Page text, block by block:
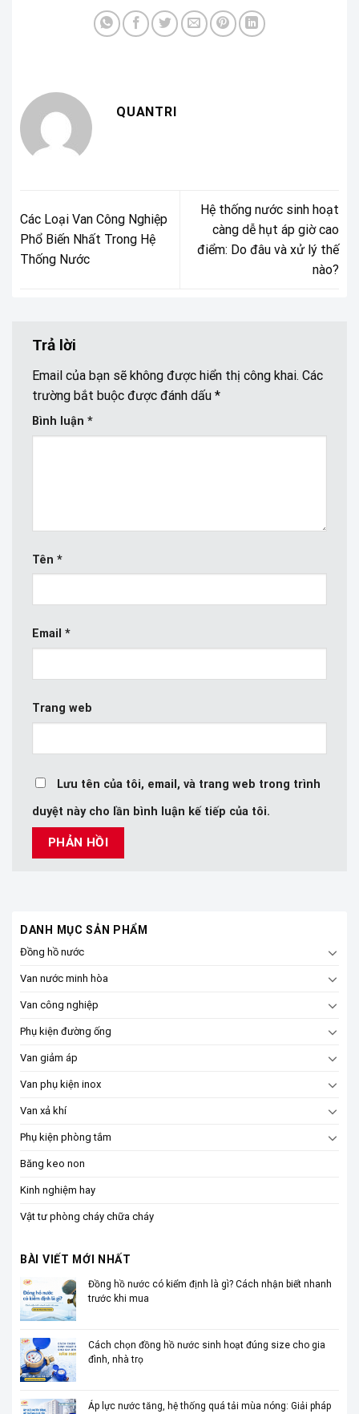
DANH MỤC SẢN PHẨM
Đồng hồ nước
Van nước minh hòa
Van công nghiệp
Phụ kiện đường ống
Van giảm áp
Van phụ kiện inox
Van xả khí
Phụ kiện phòng tắm
Băng keo non
Kinh nghiệm hay
Vật tư phòng cháy chữa cháy
BÀI VIẾT MỚI NHẤT
Đồng hồ nước có kiểm định là gì? Cách nhận biết nhanh
trước khi mua
Cách chọn đồng hồ nước sinh hoạt đúng size cho gia
đình, nhà trọ
Áp lực nước tăng, hệ thống quá tải mùa nóng: Giải pháp
QUANTRI
Các Loại Van Công Nghiệp
Phổ Biến Nhất Trong Hệ
Thống Nước
Hệ thống nước sinh hoạt
càng dễ hụt áp giờ cao
điểm: Do đâu và xử lý thế
nào?
Trả lời
Email của bạn sẽ không được hiển thị công khai. Các
trường bắt buộc được đánh dấu *
Bình luận *
Tên *
Email *
Trang web
Lưu tên của tôi, email, và trang web trong trình
duyệt này cho lần bình luận kế tiếp của tôi.